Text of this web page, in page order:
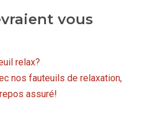
vous
relax?
nos fauteuils de relaxation,
assuré!